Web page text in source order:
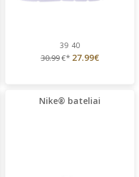
39 40
30.99€* 27.99€
Nike® bateliai